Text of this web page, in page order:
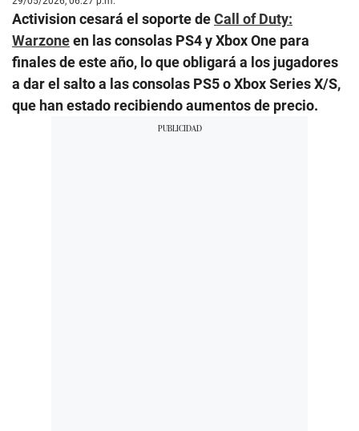
Activision cesará el soporte deCall of Duty:
Warzoneen las consolas PS4 y Xbox One para
finales de este año, lo que obligará a los jugadores
a dar el salto a las consolas PS5 o Xbox Series X/S,
que han estado recibiendo aumentos de precio.